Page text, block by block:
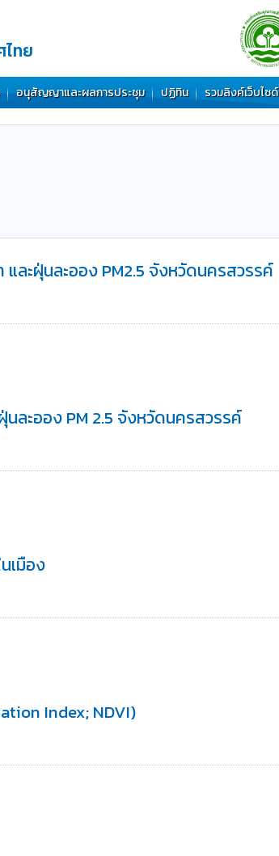
ทย
อนุสัญญาและผลการประชุม ปฏิทิน รวมลิงค์เว็บไซด์
ะฝุ่นละออง PM2.5 จังหวัดนครสวรรค์
ะออง PM 2.5 จังหวัดนครสวรรค์
เมือง
Index; NDVI)